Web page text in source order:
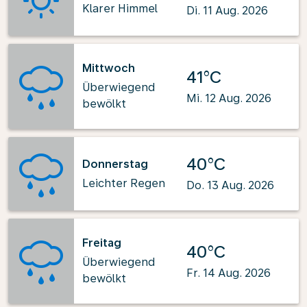
Klarer Himmel
Di. 11 Aug. 2026
Mittwoch
Überwiegend
bewölkt
41°C
Mi. 12 Aug. 2026
Donnerstag
Leichter Regen
40°C
Do. 13 Aug. 2026
Freitag
Überwiegend
bewölkt
40°C
Fr. 14 Aug. 2026